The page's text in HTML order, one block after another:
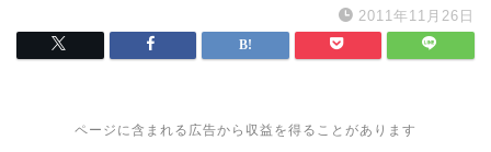
2011年11月26日
ページに含まれる広告から収益を得ることがあります